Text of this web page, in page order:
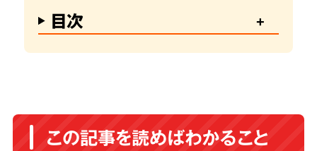
目次
この記事を読めばわかること